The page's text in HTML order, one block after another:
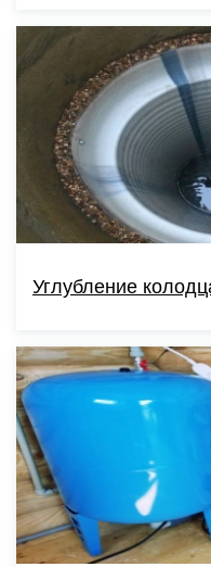
Углубление